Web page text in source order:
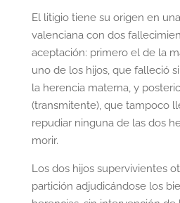
El litigio tiene su origen en
valenciana con dos
aceptación: primero el de la
uno de los hijos, que falleció
la herencia materna, y
(transmitente), que tampoco
repudiar ninguna de las dos
morir.
Los dos hijos supervivientes
partición adjudicándose los